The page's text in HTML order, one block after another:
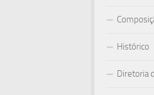
Histórico
Diretoria